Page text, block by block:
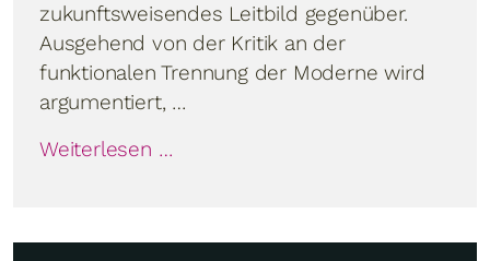
zukunftsweisendes Leitbild gegenüber.
Ausgehend von der Kritik an der
funktionalen Trennung der Moderne wird
argumentiert, …
Weiterlesen …